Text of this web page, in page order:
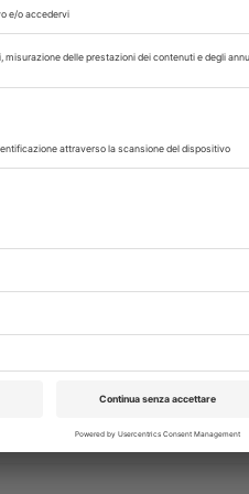
analizzare
il loro potenziale nella gestione
in odontoiatria
intraorali con
tra esame visivo
con e senza fluorescenza,